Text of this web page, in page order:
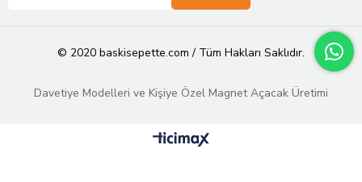
© 2020 baskisepette.com / Tüm Hakları Saklıdır.
Davetiye Modelleri ve Kişiye Özel Magnet Açacak Üretimi